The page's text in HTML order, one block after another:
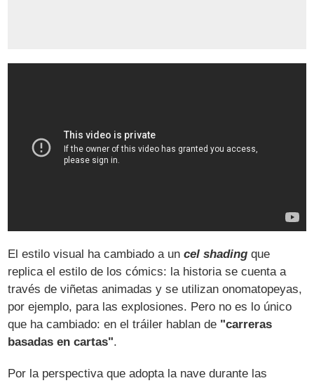
El estilo visual ha cambiado a uncel shading que
replica el estilo de los cómics: la historia se cuenta a
través de viñetas animadas y se utilizan onomatopeyas,
por ejemplo, para las explosiones. Pero no es lo único
que ha cambiado: en el tráiler hablan de "carreras
basadas en cartas".
Por la perspectiva que adopta la nave durante las